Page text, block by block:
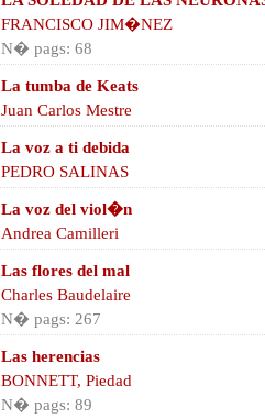
FRANCISCO JIM�NEZ
N� pags: 68
La tumba de Keats
Juan Carlos Mestre
La voz a ti debida
PEDRO SALINAS
La voz del viol�n
Andrea Camilleri
Las flores del mal
Charles Baudelaire
N� pags: 267
Las herencias
BONNETT, Piedad
N� pags: 89